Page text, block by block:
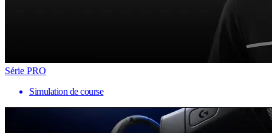
Série PRO
Simulation de course